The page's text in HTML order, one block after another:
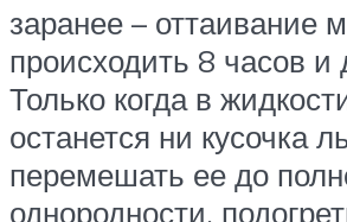
заранее – оттаивание
происходить 8 часов и
Только когда в
останется ни кусочка
перемешать ее до
однородности,